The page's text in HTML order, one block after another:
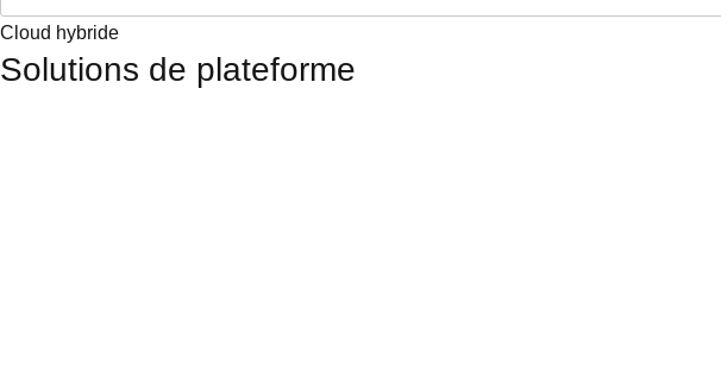
Cloud hybride
Solutions de plateforme